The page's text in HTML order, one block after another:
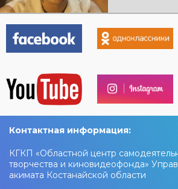
Контактная информация:
КГКП «Областной центр
творчества и киновидеофонда»
акимата Костанайской области